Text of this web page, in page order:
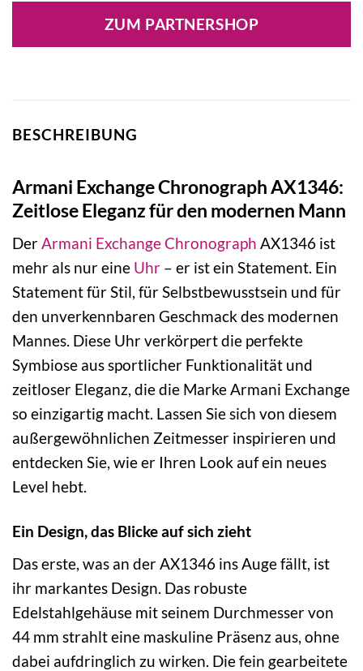
war:
149,00 €
ist:
104,30 €.
ZUM PARTNERSHOP
BESCHREIBUNG
Armani Exchange Chronograph AX1346:
Zeitlose Eleganz für den modernen Mann
DerArmani ExchangeChronograph AX1346 ist
mehr als nur eine Uhr – er ist ein Statement. Ein
Statement für Stil, für Selbstbewusstsein und für
den unverkennbaren Geschmack des modernen
Mannes. Diese Uhr verkörpert die perfekte
Symbiose aus sportlicher Funktionalität und
zeitloser Eleganz, die die Marke Armani Exchange
so einzigartig macht. Lassen Sie sich von diesem
außergewöhnlichen Zeitmesser inspirieren und
entdecken Sie, wie er Ihren Look auf ein neues
Level hebt.
Ein Design, das Blicke auf sich zieht
Das erste, was an der AX1346 ins Auge fällt, ist
ihr markantes Design. Das robuste
Edelstahlgehäuse mit seinem Durchmesser von
44 mm strahlt eine maskuline Präsenz aus, ohne
dabei aufdringlich zu wirken. Die fein gearbeitete